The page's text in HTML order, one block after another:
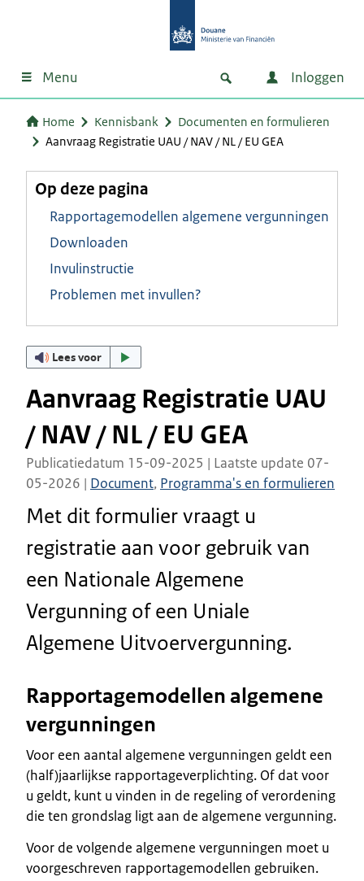
Menu Inloggen
Home Kennisbank
Documenten en formulieren
Aanvraag Registratie UAU / NAV / NL / EU GEA
Op deze pagina
Rapportagemodellen algemene vergunningen
Downloaden
Invulinstructie
Problemen met invullen?
Lees voor
Aanvraag Registratie UAU
/ NAV / NL / EU GEA
Publicatiedatum 15-09-2025 | Laatste update 07-
05-2026 | Document, Programma's en formulieren
Met dit formulier vraagt u
registratie aan voor gebruik van
een Nationale Algemene
Vergunning of een Uniale
Algemene Uitvoervergunning.
Rapportagemodellen algemene
vergunningen
Voor een aantal algemene vergunningen geldt een
(half)jaarlijkse rapportageverplichting. Of dat voor
u geldt, kunt u vinden in de regeling of verordening
die ten grondslag ligt aan de algemene vergunning.
Voor de volgende algemene vergunningen moet u
voorgeschreven rapportagemodellen gebruiken.